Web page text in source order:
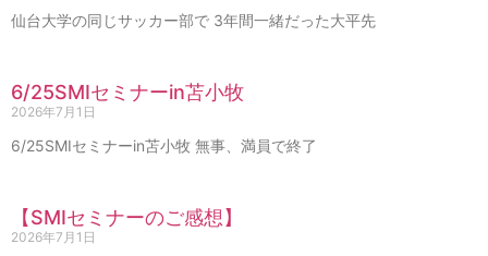
仙台大学の同じサッカー部で 3年間一緒だった大平先
6/25SMIセミナーin苫小牧
2026年7月1日
6/25SMIセミナーin苫小牧 無事、満員で終了
【SMIセミナーのご感想】
2026年7月1日